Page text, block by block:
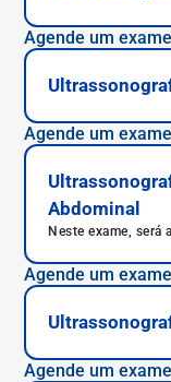
Agende um exame
Agende um exame
Abdominal
Neste exame, será
Agende um exame
Agende um exame